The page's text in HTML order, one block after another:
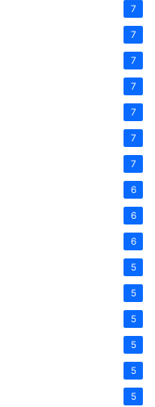
7
7
7
7
7
7
7
6
6
6
5
5
5
5
5
5